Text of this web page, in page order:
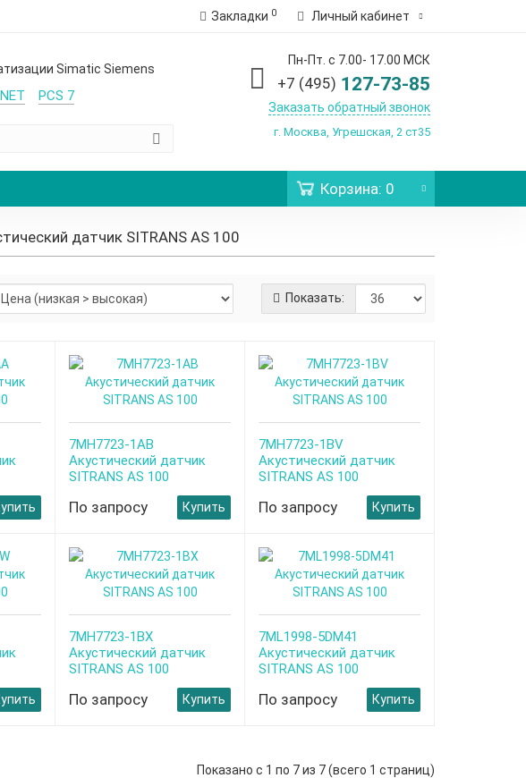
Закладки 0 Личный кабинет
Simatic Siemens
PCS 7
Пн-Пт. с 7.00- 17.00 МСК
+7 (495) 127-73-85
Заказать обратный звонок
г. Москва, Угрешская, 2 ст35
Корзина: 0
датчик SITRANS AS 100
Показать:
7MH7723-1AB
Aкустический датчик
SITRANS AS 100
По запросу Купить
7MH7723-1BV
Aкустический датчик
SITRANS AS 100
По запросу Купить
7MH7723-1BX
Aкустический датчик
SITRANS AS 100
По запросу Купить
7ML1998-5DM41
Aкустический датчик
SITRANS AS 100
По запросу Купить
Показано с 1 по 7 из 7 (всего 1 страниц)